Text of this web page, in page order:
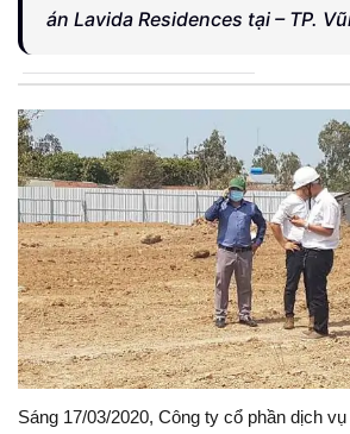
án Lavida Residences tại – TP.
Sáng 17/03/2020, Công ty cổ phần dịch